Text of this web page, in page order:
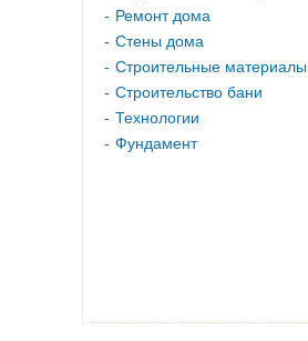
Ремонт дома
Стены дома
Строительные материалы
Строительство бани
Технологии
Фундамент